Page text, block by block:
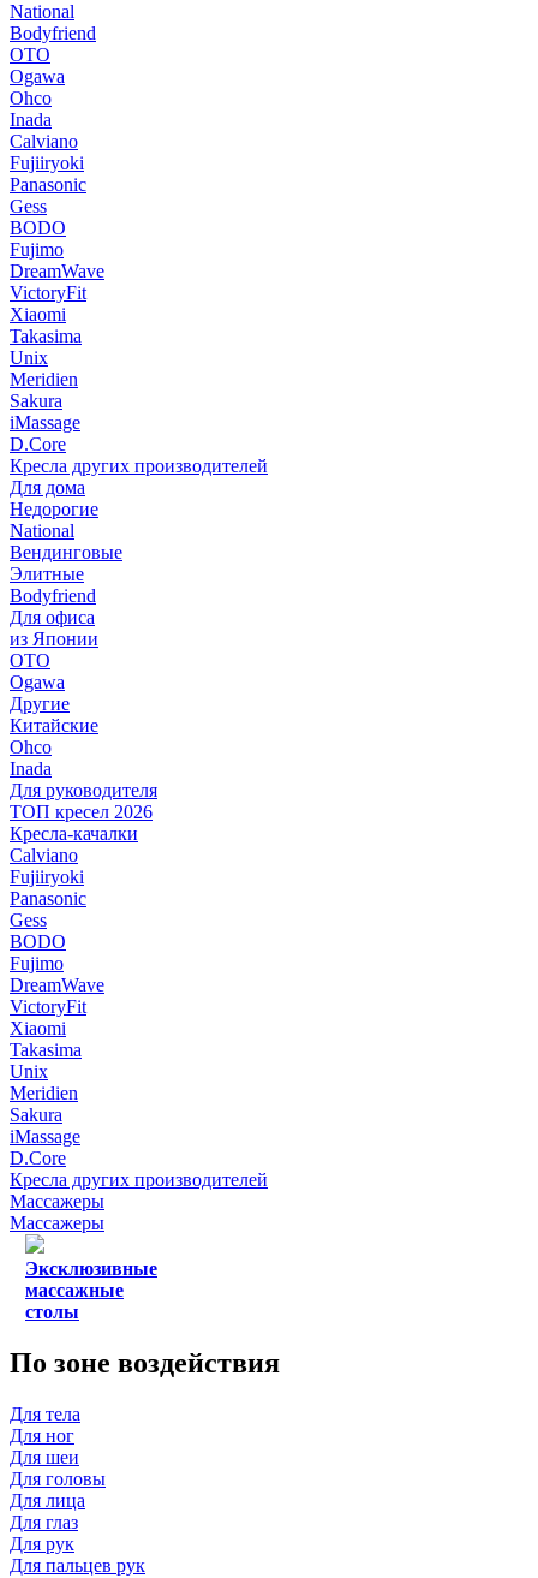
National
Bodyfriend
OTO
Ogawa
Ohco
Inada
Calviano
Fujiiryoki
Panasonic
Gess
BODO
Fujimo
DreamWave
VictoryFit
Xiaomi
Takasima
Unix
Meridien
Sakura
iMassage
D.Core
Кресла других производителей
Для дома
Недорогие
National
Вендинговые
Элитные
Bodyfriend
Для офиса
из Японии
OTO
Ogawa
Другие
Китайские
Ohco
Inada
Для руководителя
ТОП кресел 2026
Кресла-качалки
Calviano
Fujiiryoki
Panasonic
Gess
BODO
Fujimo
DreamWave
VictoryFit
Xiaomi
Takasima
Unix
Meridien
Sakura
iMassage
D.Core
Кресла других производителей
Массажеры
Массажеры
Эксклюзивные
массажные
столы
По зоне воздействия
Для тела
Для ног
Для шеи
Для головы
Для лица
Для глаз
Для рук
Для пальцев рук